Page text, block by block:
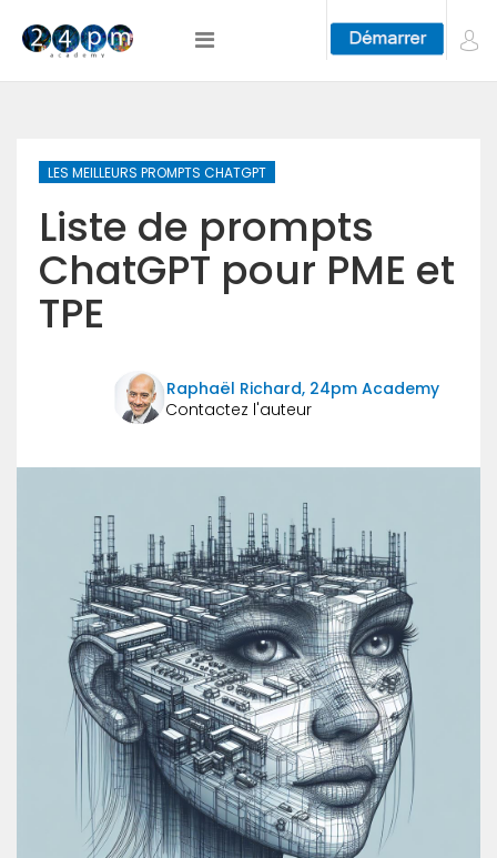
LES MEILLEURS PROMPTS CHATGPT
Liste de prompts
ChatGPT pour PME et
TPE
Raphaël Richard, 24pm Academy